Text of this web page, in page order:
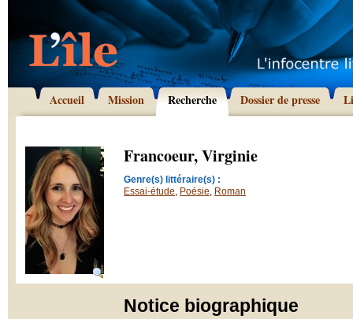
Accueil Mission Recherche Dossier de presse
Francoeur, Virginie
Genre(s) littéraire(s) :
Essai-étude, Poésie, Roman
Notice biographique